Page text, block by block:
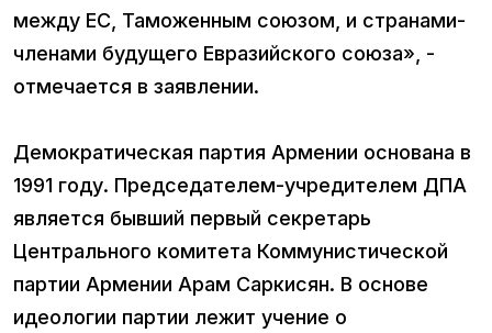
между ЕС, Таможенным союзом, и странами-
членами будущего Евразийского союза», -
отмечается в заявлении.
Демократическая партия Армении основана в
1991 году. Председателем-учредителем ДПА
является бывший первый секретарь
Центрального комитета Коммунистической
партии Армении Арам Саркисян. В основе
идеологии партии лежит учение о